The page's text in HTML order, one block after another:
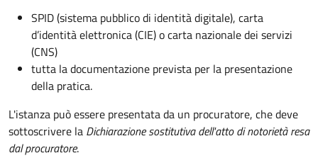
SPID (sistema pubblico di identità digitale), carta
d’identità elettronica (CIE) o carta nazionale dei servizi
(CNS)
tutta la documentazione prevista per la presentazione
della pratica.
L'istanza può essere presentata da un procuratore, che deve
sottoscrivere la Dichiarazione sostitutiva dell'atto di notorietà resa
dal procuratore.